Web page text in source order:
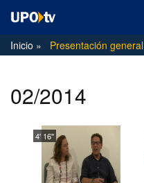
Inicio
Presentación general
02/2014
4' 16''